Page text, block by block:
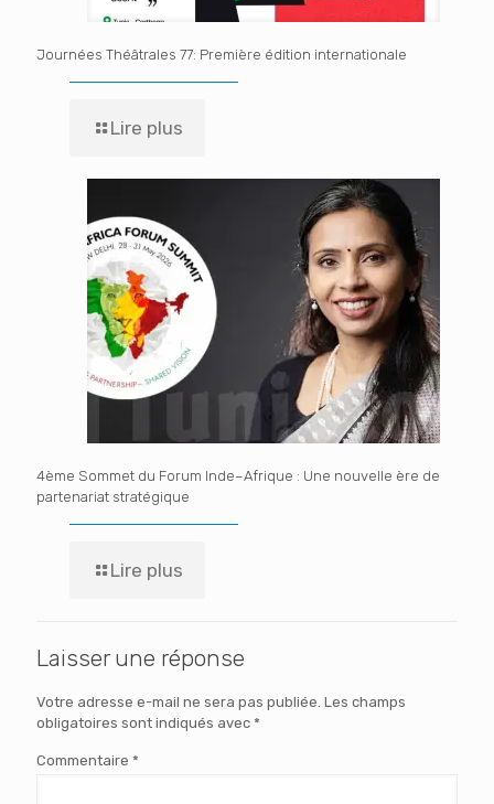
Journées Théâtrales 77: Première édition internationale
Lire plus
4ème Sommet du Forum Inde–Afrique : Une nouvelle ère de
partenariat stratégique
Lire plus
Laisser une réponse
Votre adresse e-mail ne sera pas publiée. Les champs
obligatoires sont indiqués avec *
Commentaire *